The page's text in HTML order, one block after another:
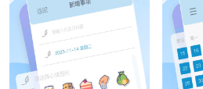
*打开软件即可了解哪天记录了
息。
*甜蜜的恋爱以及孩子的成长，